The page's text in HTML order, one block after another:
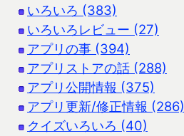
いろいろ (383)
いろいろレビュー (27)
アプリの事 (394)
アプリストアの話 (288)
アプリ公開情報 (375)
アプリ更新/修正情報 (286)
クイズいろいろ (40)